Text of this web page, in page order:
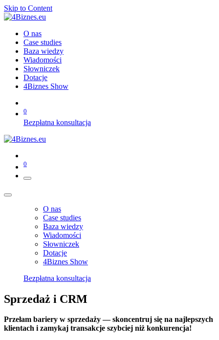
Skip to Content
O nas
Case studies
Baza wiedzy
Wiadomości
Słowniczek
Dotacje
4Biznes Show
0
Bezpłatna konsultacja
0
O nas
Case studies
Baza wiedzy
Wiadomości
Słowniczek
Dotacje
4Biznes Show
Bezpłatna konsultacja
Sprzedaż i CRM
Przełam bariery w sprzedaży — skoncentruj się na najlepszych
klientach i zamykaj transakcje szybciej niż konkurencja!